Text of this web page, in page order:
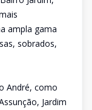
ampla gama
sobrados,
André, como
Jardim